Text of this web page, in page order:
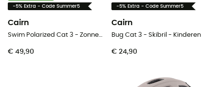
-5% Extra - Code Summer5
Cairn
Swim Polarized Cat 3 - Zonnebril
€ 49,90
-5% Extra - Code Summer5
Cairn
Bug Cat 3 - Skibril - Kinderen
€ 24,90